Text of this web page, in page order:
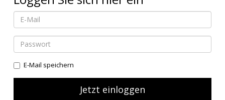
E-Mail speichern